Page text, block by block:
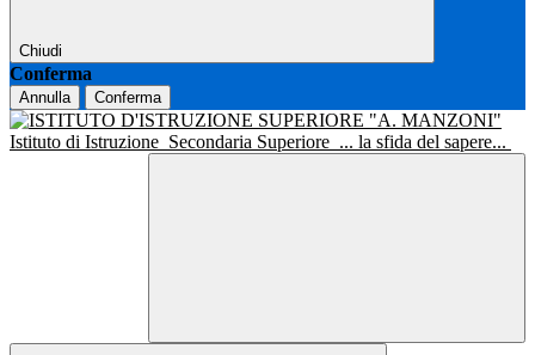
Chiudi
Conferma
Annulla Conferma
Istituto di Istruzione Secondaria Superiore ... la sfida del sapere...